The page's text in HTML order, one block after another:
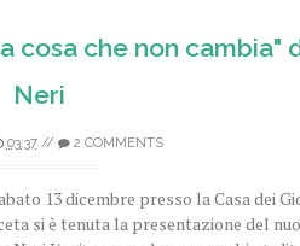
cosa che non cambia"
Neri
03:37// 2 COMMENTS
13 dicembre presso la Casa dei
si è tenuta la presentazione del